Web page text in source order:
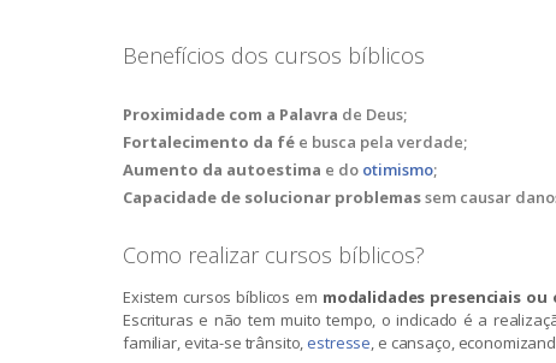
Benefícios dos cursos bíblicos
Proximidade com a Palavra de Deus;
Fortalecimento da fé e busca pela verdade;
Aumento da autoestima e do otimismo;
Capacidade de solucionar problemassem causar
Como realizar cursos bíblicos?
Existem cursos bíblicos em modalidades presenciais ou
Escrituras e não tem muito tempo, o indicado é a
familiar, evita-se trânsito, estresse, e cansaço,